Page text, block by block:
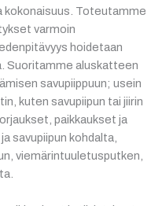
kokonaisuus. Toteutamme
varmoin
hoidetaan
Suoritamme aluskatteen
savupiippuun; usein
kuten savupiipun tai jiirin
paikkaukset ja
savupiipun kohdalta,
viemärintuuletusputken,